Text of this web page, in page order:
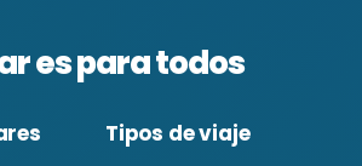
es para todos
Tipos de viaje